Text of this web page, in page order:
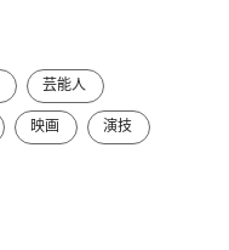
芸能人
映画
演技